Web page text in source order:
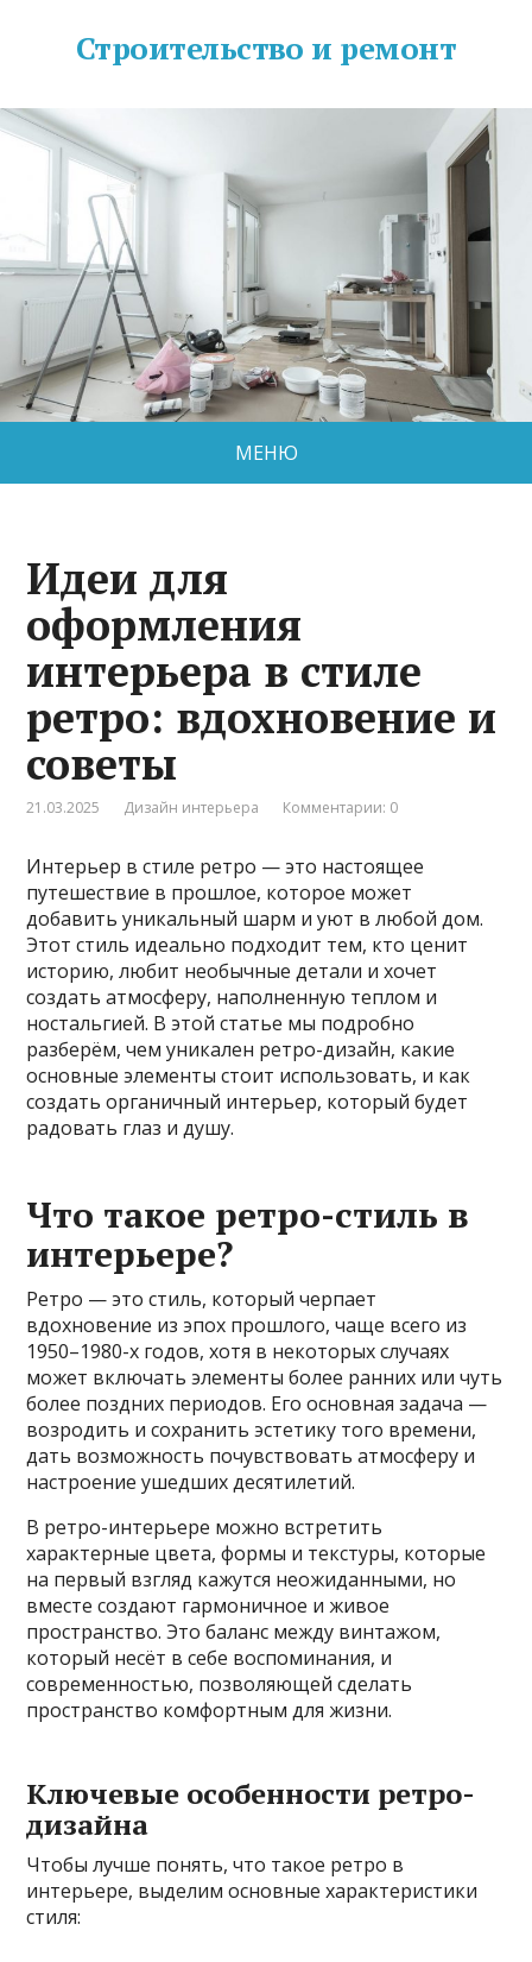
Строительство и ремонт
МЕНЮ
Идеи для
оформления
интерьера в стиле
ретро: вдохновение и
советы
21.03.2025 Дизайн интерьера Комментарии: 0
Интерьер в стиле ретро — это настоящее
путешествие в прошлое, которое может
добавить уникальный шарм и уют в любой дом.
Этот стиль идеально подходит тем, кто ценит
историю, любит необычные детали и хочет
создать атмосферу, наполненную теплом и
ностальгией. В этой статье мы подробно
разберём, чем уникален ретро-дизайн, какие
основные элементы стоит использовать, и как
создать органичный интерьер, который будет
радовать глаз и душу.
Что такое ретро-стиль в
интерьере?
Ретро — это стиль, который черпает
вдохновение из эпох прошлого, чаще всего из
1950–1980-х годов, хотя в некоторых случаях
может включать элементы более ранних или чуть
более поздних периодов. Его основная задача —
возродить и сохранить эстетику того времени,
дать возможность почувствовать атмосферу и
настроение ушедших десятилетий.
В ретро-интерьере можно встретить
характерные цвета, формы и текстуры, которые
на первый взгляд кажутся неожиданными, но
вместе создают гармоничное и живое
пространство. Это баланс между винтажом,
который несёт в себе воспоминания, и
современностью, позволяющей сделать
пространство комфортным для жизни.
Ключевые особенности ретро-
дизайна
Чтобы лучше понять, что такое ретро в
интерьере, выделим основные характеристики
стиля: